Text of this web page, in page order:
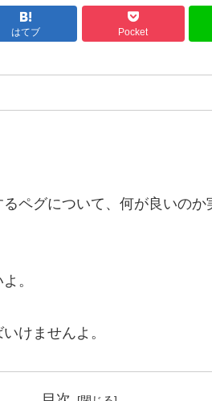
はてブ Pocket
ペグについて、何が良いのか
。
けませんよ。